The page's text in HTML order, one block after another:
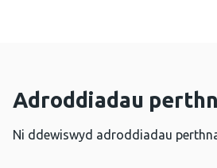
Adroddiadau
Ni ddewiswyd adroddiadau